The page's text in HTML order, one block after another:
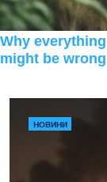
НОВИНИ